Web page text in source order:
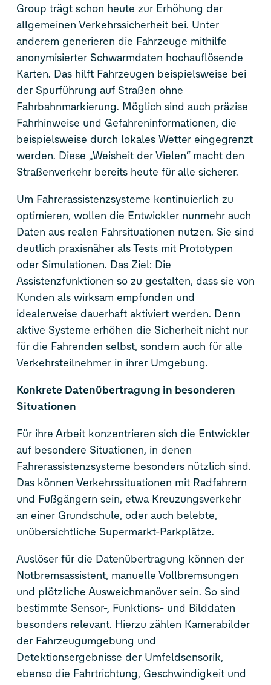
Group trägt schon heute zur Erhöhung der
allgemeinen Verkehrssicherheit bei. Unter
anderem generieren die Fahrzeuge mithilfe
anonymisierter Schwarmdaten hochauflösende
Karten. Das hilft Fahrzeugen beispielsweise bei
der Spurführung auf Straßen ohne
Fahrbahnmarkierung. Möglich sind auch präzise
Fahrhinweise und Gefahreninformationen, die
beispielsweise durch lokales Wetter eingegrenzt
werden. Diese „Weisheit der Vielen“ macht den
Straßenverkehr bereits heute für alle sicherer.
Um Fahrerassistenzsysteme kontinuierlich zu
optimieren, wollen die Entwickler nunmehr auch
Daten aus realen Fahrsituationen nutzen. Sie sind
deutlich praxisnäher als Tests mit Prototypen
oder Simulationen. Das Ziel: Die
Assistenzfunktionen so zu gestalten, dass sie von
Kunden als wirksam empfunden und
idealerweise dauerhaft aktiviert werden. Denn
aktive Systeme erhöhen die Sicherheit nicht nur
für die Fahrenden selbst, sondern auch für alle
Verkehrsteilnehmer in ihrer Umgebung.
Konkrete Datenübertragung in besonderen
Situationen
Für ihre Arbeit konzentrieren sich die Entwickler
auf besondere Situationen, in denen
Fahrerassistenzsysteme besonders nützlich sind.
Das können Verkehrssituationen mit Radfahrern
und Fußgängern sein, etwa Kreuzungsverkehr
an einer Grundschule, oder auch belebte,
unübersichtliche Supermarkt-Parkplätze.
Auslöser für die Datenübertragung können der
Notbremsassistent, manuelle Vollbremsungen
und plötzliche Ausweichmanöver sein. So sind
bestimmte Sensor-, Funktions- und Bilddaten
besonders relevant. Hierzu zählen Kamerabilder
der Fahrzeugumgebung und
Detektionsergebnisse der Umfeldsensorik,
ebenso die Fahrtrichtung, Geschwindigkeit und